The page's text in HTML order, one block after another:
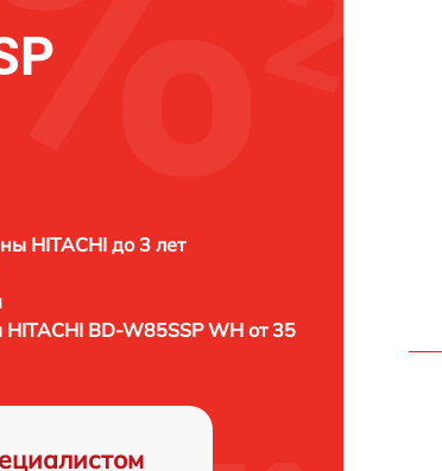
HITACHI до 3 лет
HITACHI BD-W85SSP WH от 35